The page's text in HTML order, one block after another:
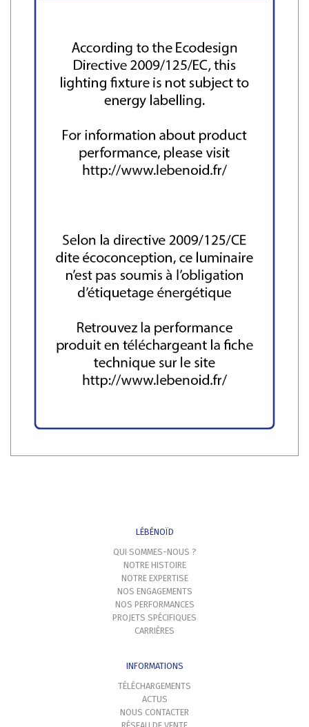
LÉBÉNOÏD
QUI SOMMES-NOUS ?
NOTRE HISTOIRE
NOTRE EXPERTISE
NOS ENGAGEMENTS
NOS PERFORMANCES
PROJETS SPÉCIFIQUES
CARRIÈRES
INFORMATIONS
TÉLÉCHARGEMENTS
ACTUS
NOUS CONTACTER